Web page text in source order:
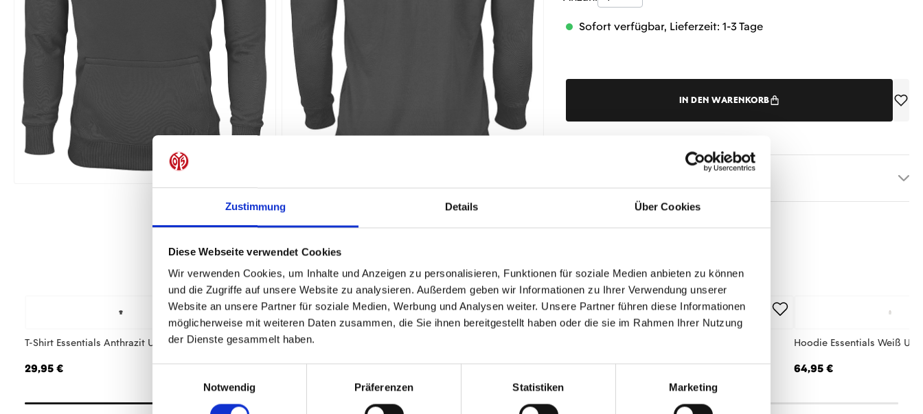
Zustimmung Details Über Cookies
Diese Webseite verwendet Cookies
Wir verwenden Cookies, um Inhalte und Anzeigen zu personalisieren, Funktionen für soziale Medien anbieten zu können
und die Zugriffe auf unsere Website zu analysieren. Außerdem geben wir Informationen zu Ihrer Verwendung unserer
Website an unsere Partner für soziale Medien, Werbung und Analysen weiter. Unsere Partner führen diese Informationen
möglicherweise mit weiteren Daten zusammen, die Sie ihnen bereitgestellt haben oder die sie im Rahmen Ihrer Nutzung
der Dienste gesammelt haben.
Notwendig
Präferenzen Statistiken Marketing
Sofort verfügbar, Lieferzeit: 1-3 Tage
IN DEN WARENKORB
T-Shirt Essentials Anthrazit Unisex
29,95 €
Hoodie Essentials Schwarz Unisex
64,95 € 44,95 € 69,95 €
Hoodie Essentials Weiß
64,95 €